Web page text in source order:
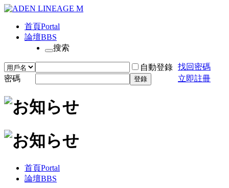
首頁Portal
論壇BBS
搜索
自動登錄 找回密碼
密碼
登錄 立即註冊
首頁Portal
論壇BBS